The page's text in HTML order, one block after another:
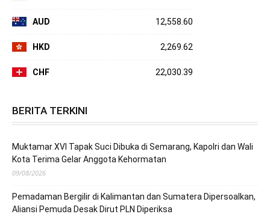
AUD 12,558.60
HKD 2,269.62
CHF 22,030.39
BERITA TERKINI
Muktamar XVI Tapak Suci Dibuka di Semarang, Kapolri dan Wali
Kota Terima Gelar Anggota Kehormatan
09/08/2026
Pemadaman Bergilir di Kalimantan dan Sumatera Dipersoalkan,
Aliansi Pemuda Desak Dirut PLN Diperiksa